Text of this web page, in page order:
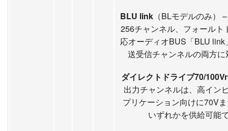
BLU link （BLモデルのみ）
256チャンネル、フォールト
応オーディオBUS「BLU link
送受信チャンネルの両方
ダイレクトドライブ70/
出力チャンネルは、高イン
プリケーション向けに70V
いずれかを供給可能